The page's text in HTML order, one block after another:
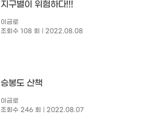
지구별이 위험하다!!!
이금로
조회수 108 회
| 2022.08.08
승봉도 산책
이금로
조회수 246 회
| 2022.08.07